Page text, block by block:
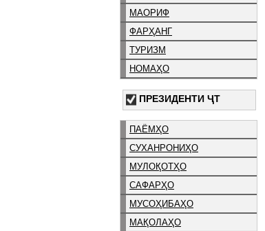
МАОРИФ
ФАРҲАНГ
ТУРИЗМ
НОМАҲО
ПРЕЗИДЕНТИ ҶТ
ПАЁМҲО
СУХАНРОНИҲО
МУЛОҚОТҲО
САФАРҲО
МУСОҲИБАҲО
МАҚОЛАҲО